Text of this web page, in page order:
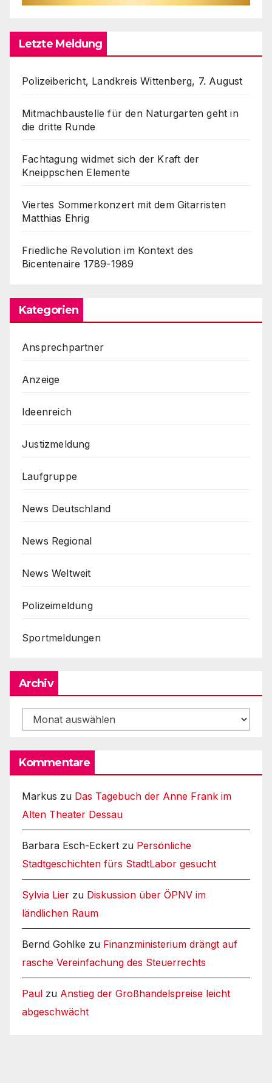
Letzte Meldung
Polizeibericht, Landkreis Wittenberg, 7. August
Mitmachbaustelle für den Naturgarten geht in
die dritte Runde
Fachtagung widmet sich der Kraft der
Kneippschen Elemente
Viertes Sommerkonzert mit dem Gitarristen
Matthias Ehrig
Friedliche Revolution im Kontext des
Bicentenaire 1789-1989
Kategorien
Ansprechpartner
Anzeige
Ideenreich
Justizmeldung
Laufgruppe
News Deutschland
News Regional
News Weltweit
Polizeimeldung
Sportmeldungen
Archiv
Archiv
Kommentare
Markus zu Das Tagebuch der Anne Frank im
Alten Theater Dessau
Barbara Esch-Eckert zu Persönliche
Stadtgeschichten fürs StadtLabor gesucht
Sylvia Lier zu Diskussion über ÖPNV im
ländlichen Raum
Bernd Gohlke zu Finanzministerium drängt auf
rasche Vereinfachung des Steuerrechts
Paul zu Anstieg der Großhandelspreise leicht
abgeschwächt